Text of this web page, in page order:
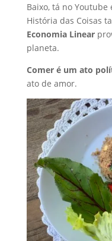
Baixo, tá no
História das Coisas
Economia Linear
planeta.
Comer é um ato
ato de amor.